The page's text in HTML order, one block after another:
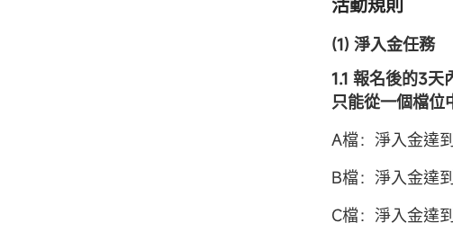
活動規則
(1) 淨入金任務
1.1 報名後的3
只能從一個檔位
A檔：淨入金達
B檔：淨入金達
C檔：淨入金達